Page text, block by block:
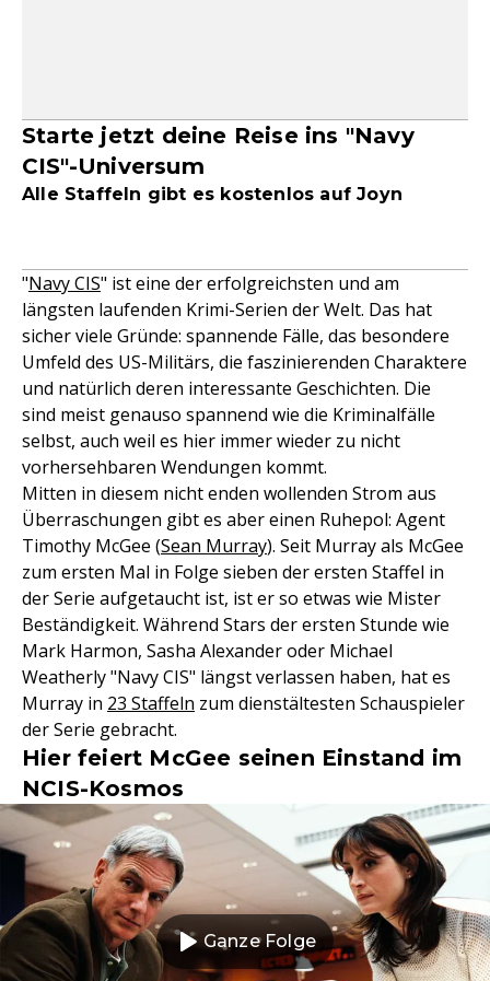
Starte jetzt deine Reise ins "Navy
CIS"-Universum
Alle Staffeln gibt es kostenlos auf Joyn
"Navy CIS" ist eine der erfolgreichsten und am
längsten laufenden Krimi-Serien der Welt. Das hat
sicher viele Gründe: spannende Fälle, das besondere
Umfeld des US-Militärs, die faszinierenden Charaktere
und natürlich deren interessante Geschichten. Die
sind meist genauso spannend wie die Kriminalfälle
selbst, auch weil es hier immer wieder zu nicht
vorhersehbaren Wendungen kommt.
Mitten in diesem nicht enden wollenden Strom aus
Überraschungen gibt es aber einen Ruhepol: Agent
Timothy McGee (Sean Murray). Seit Murray als McGee
zum ersten Mal in Folge sieben der ersten Staffel in
der Serie aufgetaucht ist, ist er so etwas wie Mister
Beständigkeit. Während Stars der ersten Stunde wie
Mark Harmon, Sasha Alexander oder Michael
Weatherly "Navy CIS" längst verlassen haben, hat es
Murray in 23 Staffeln zum dienstältesten Schauspieler
der Serie gebracht.
Hier feiert McGee seinen Einstand im
NCIS-Kosmos
Ganze Folge